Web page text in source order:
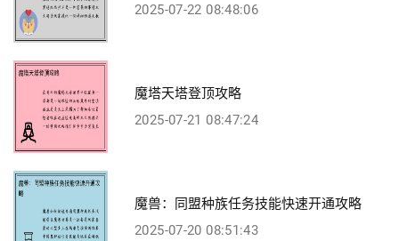
2025-07-22 08:48:06
魔塔天塔登顶攻略
2025-07-21 08:47:24
魔兽：同盟种族任务技能快速开通攻略
2025-07-20 08:51:43